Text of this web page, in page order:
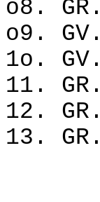
o8.
o9.
1o.
11.
12.
13.